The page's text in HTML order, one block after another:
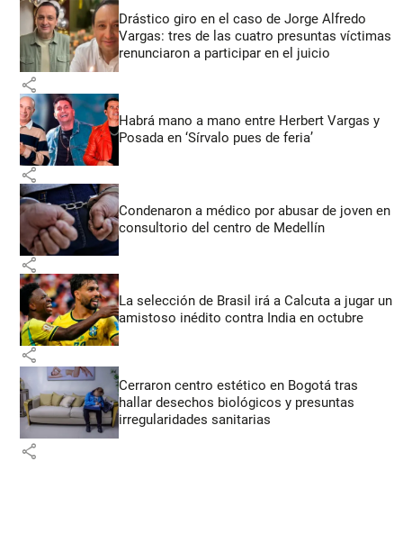
Drástico giro en el caso de Jorge Alfredo
Vargas: tres de las cuatro presuntas víctimas
renunciaron a participar en el juicio
share
Habrá mano a mano entre Herbert Vargas y
Posada en ‘Sírvalo pues de feria’
share
Condenaron a médico por abusar de joven en
consultorio del centro de Medellín
share
La selección de Brasil irá a Calcuta a jugar un
amistoso inédito contra India en octubre
share
Cerraron centro estético en Bogotá tras
hallar desechos biológicos y presuntas
irregularidades sanitarias
share